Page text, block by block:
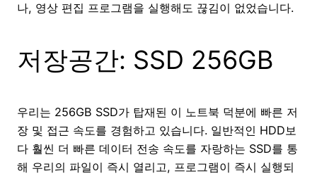
나, 영상 편집 프로그램을 실행해도 끊김이 없었습니다.
저장공간: SSD 256GB
우리는 256GB SSD가 탑재된 이 노트북 덕분에 빠른 저
장 및 접근 속도를 경험하고 있습니다. 일반적인 HDD보
다 훨씬 더 빠른 데이터 전송 속도를 자랑하는 SSD를 통
해 우리의 파일이 즉시 열리고, 프로그램이 즉시 실행되